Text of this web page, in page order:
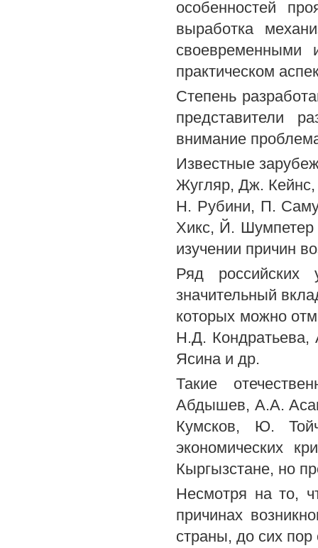
особенностей
выработка
своевременными
практическом
Степень
представители
внимание
Известные
Жугляр, Дж.
Н. Рубини, П.
Хикс, Й. Шумпетер
изучении причин
Ряд российских
значительный
которых можно
Н.Д.
Ясина и др.
Такие
Абдышев, А.А.
Кумсков, Ю.
экономических
Кыргызстане, но
Несмотря на то,
причинах
страны, до сих